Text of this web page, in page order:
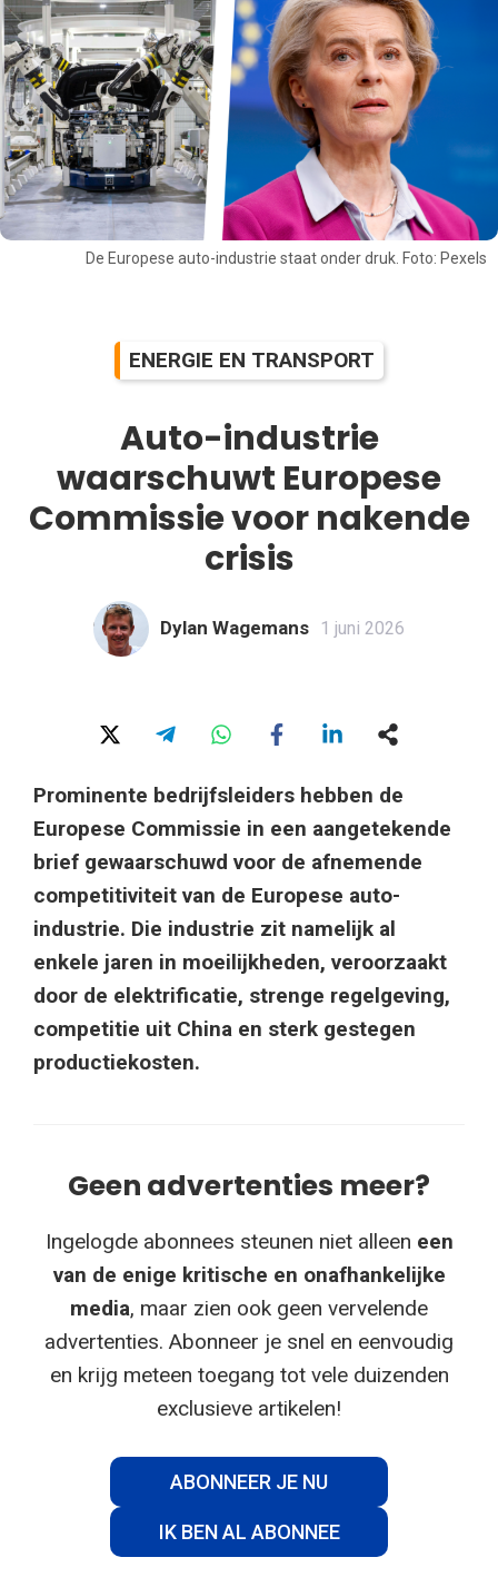
De Europese auto-industrie staat onder druk. Foto: Pexels
ENERGIE EN TRANSPORT
Auto-industrie
waarschuwt Europese
Commissie voor nakende
crisis
Dylan Wagemans 1 juni 2026
Prominente bedrijfsleiders hebben de
Europese Commissie in een aangetekende
brief gewaarschuwd voor de afnemende
competitiviteit van de Europese auto-
industrie. Die industrie zit namelijk al
enkele jaren in moeilijkheden, veroorzaakt
door de elektrificatie, strenge regelgeving,
competitie uit China en sterk gestegen
productiekosten.
Geen advertenties meer?
Ingelogde abonnees steunen niet alleen een
van de enige kritische en onafhankelijke
media, maar zien ook geen vervelende
advertenties. Abonneer je snel en eenvoudig
en krijg meteen toegang tot vele duizenden
exclusieve artikelen!
ABONNEER JE NU
IK BEN AL ABONNEE